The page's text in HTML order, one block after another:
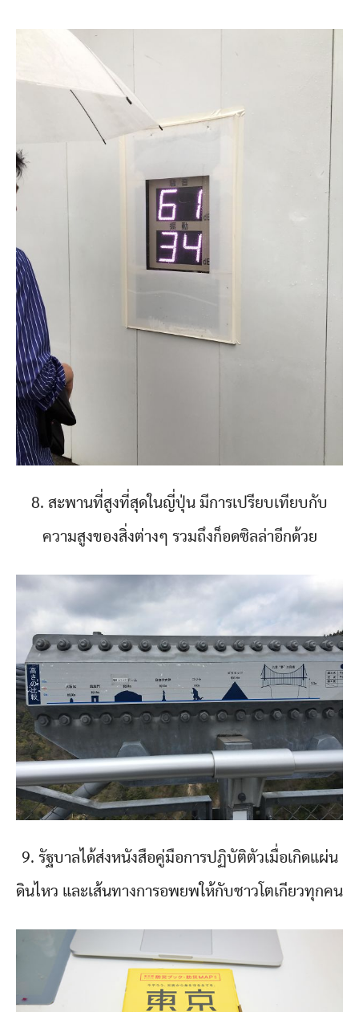
8. สะพานที่สูงที่สุดในญี่ปุ่น มีการเปรียบเทียบกับ
ความสูงของสิ่งต่างๆ รวมถึงก็อดซิลล่าอีกด้วย
9. รัฐบาลได้ส่งหนังสือคู่มือการปฏิบัติตัวเมื่อเกิดแผ่น
ดินไหว และเส้นทางการอพยพให้กับชาวโตเกียวทุกคน